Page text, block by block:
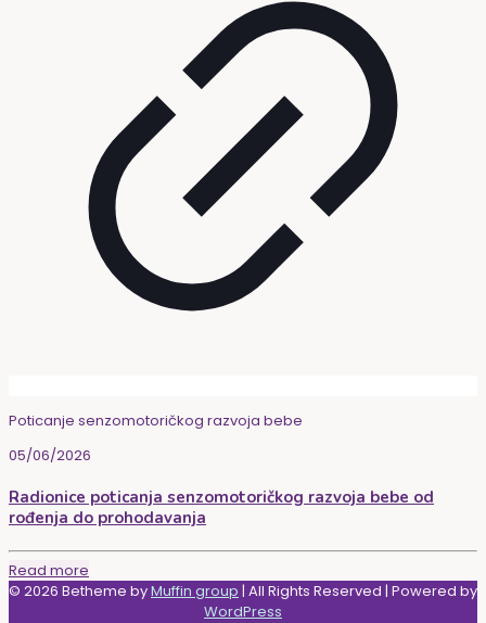
Poticanje senzomotoričkog razvoja bebe
05/06/2026
Radionice poticanja senzomotoričkog razvoja bebe od
rođenja do prohodavanja
Read more
© 2026 Betheme byMuffin group | All Rights Reserved | Powered by
WordPress